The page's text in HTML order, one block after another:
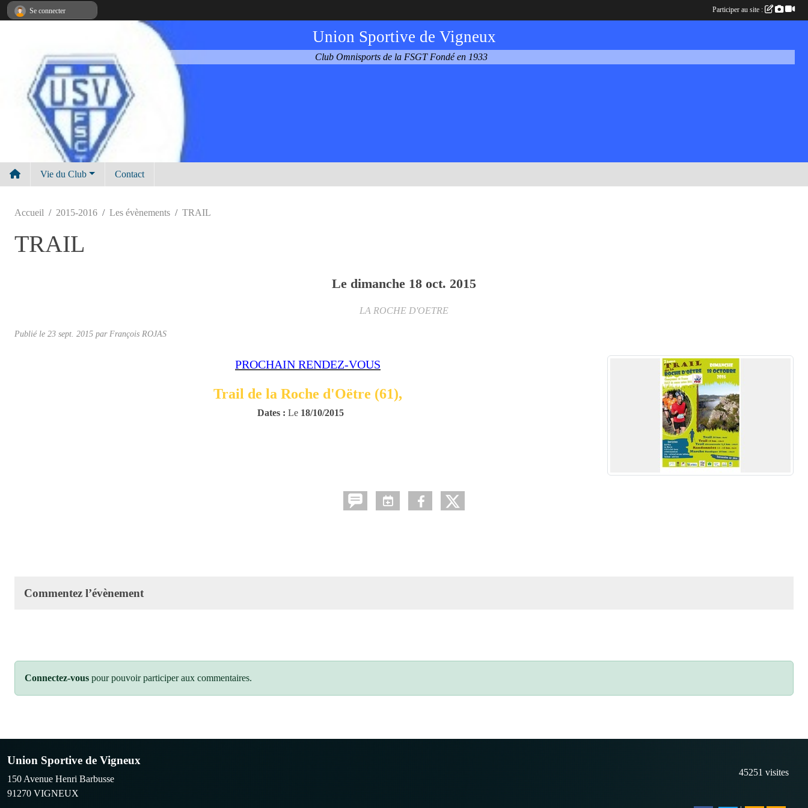
Union Sportive de Vigneux
Club Omnisports de la FSGT Fondé en 1933
Vie du Club Contact
Accueil 2015-2016 Les évènements TRAIL
TRAIL
Le dimanche 18 oct. 2015
LA ROCHE D'OETRE
Publié le 23 sept. 2015 par François ROJAS
PROCHAIN RENDEZ-VOUS
Trail de la Roche d'Oëtre (61),
Dates : Le 18/10/2015
Commentez l’évènement
Connectez-vous pour pouvoir participer aux commentaires.
Union Sportive de Vigneux
150 Avenue Henri Barbusse
91270 VIGNEUX
45251 visites
Se connecter Participer au site :
Panneau de gestion des cookies